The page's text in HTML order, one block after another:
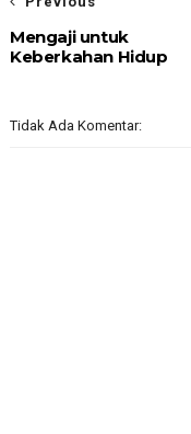
Mengaji untuk
Keberkahan Hidup
Tidak Ada Komentar: